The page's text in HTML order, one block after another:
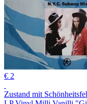
€ 2
Zustand mit